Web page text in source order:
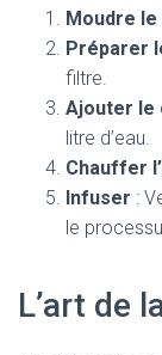
Moudre
Préparer
filtre.
Ajouter le
litre d’eau.
Chauffer
Infuser :
le
L’art de